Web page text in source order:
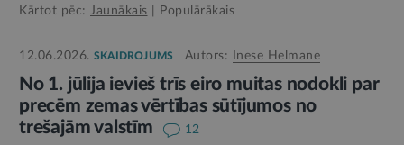
Kārtot pēc: Jaunākais Populārākais
12.06.2026. SKAIDROJUMS Autors: Inese Helmane
No 1. jūlija ievieš trīs eiro muitas nodokli par
precēm zemas vērtības sūtījumos no
trešajām valstīm
12